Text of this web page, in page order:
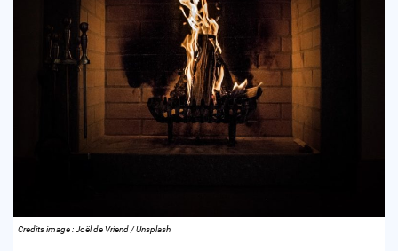
Credits image : Joël de Vriend / Unsplash